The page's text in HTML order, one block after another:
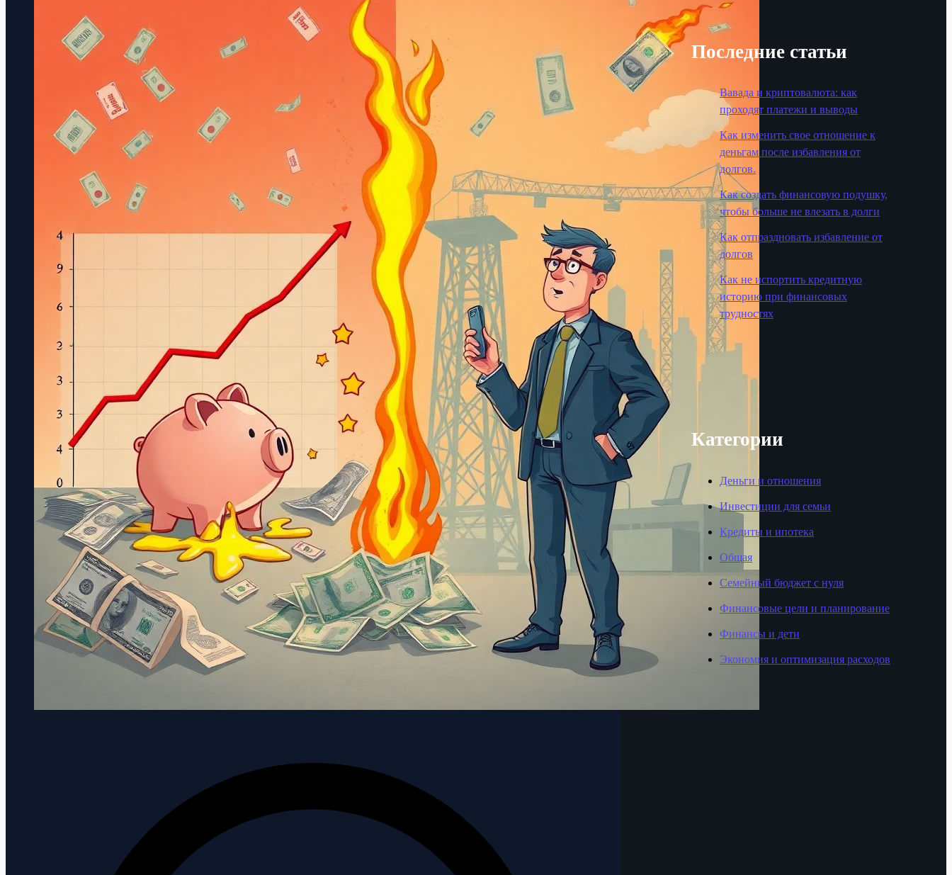
Последние статьи
Вавада и криптовалюта: как
проходят платежи и выводы
Как изменить свое отношение к
деньгам после избавления от
долгов.
Как создать финансовую подушку,
чтобы больше не влезать в долги
Как отпраздновать избавление от
долгов
Как не испортить кредитную
историю при финансовых
трудностях
Категории
Деньги и отношения
Инвестиции для семьи
Кредиты и ипотека
Общая
Семейный бюджет с нуля
Финансовые цели и планирование
Финансы и дети
Экономия и оптимизация расходов